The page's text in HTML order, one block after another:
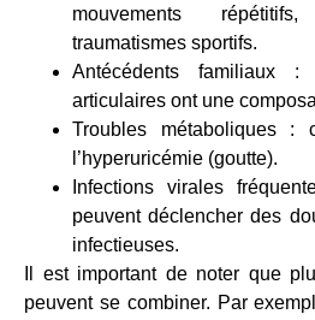
mouvements
traumatismes sportifs.
Antécédents familiaux :
articulaires ont une
Troubles métaboliques :
l’hyperuricémie (goutte).
Infections virales
peuvent déclencher des
infectieuses.
Il est important de noter que
peuvent se combiner. Par